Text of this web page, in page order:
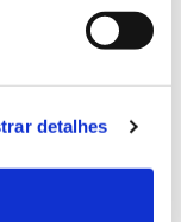
detalhes
voluntários